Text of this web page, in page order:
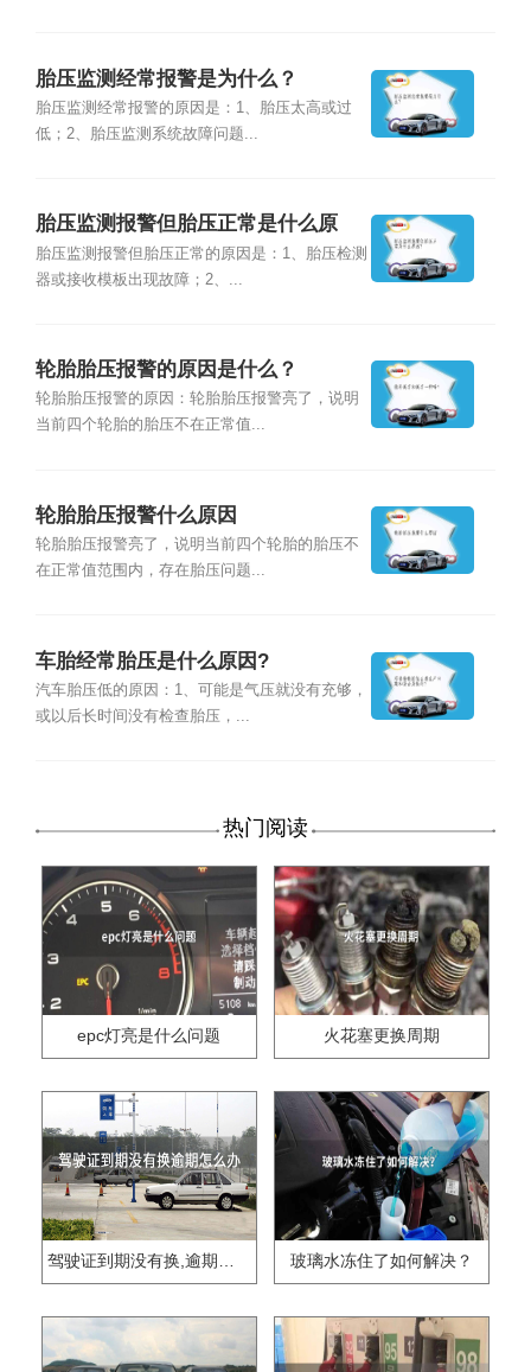
胎压监测经常报警是为什么？
胎压监测经常报警的原因是：1、胎压太高或过
低；2、胎压监测系统故障问题...
胎压监测报警但胎压正常是什么原
因？
胎压监测报警但胎压正常的原因是：1、胎压检测
器或接收模板出现故障；2、...
轮胎胎压报警的原因是什么？
轮胎胎压报警的原因：轮胎胎压报警亮了，说明
当前四个轮胎的胎压不在正常值...
轮胎胎压报警什么原因
轮胎胎压报警亮了，说明当前四个轮胎的胎压不
在正常值范围内，存在胎压问题...
车胎经常胎压是什么原因?
汽车胎压低的原因：1、可能是气压就没有充够，
或以后长时间没有检查胎压，...
热门阅读
epc灯亮是什么问题 火花塞更换周期
驾驶证到期没有换,逾期怎么办?? 玻璃水冻住了如何解决？